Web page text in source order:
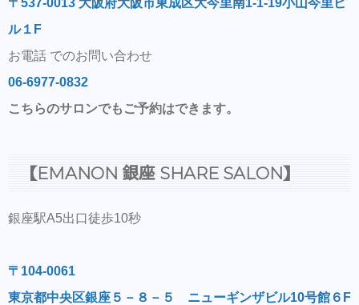
ル１F
お電話 でのお問い合わせ
06-6977-0832
こちらのサロンでもご予約はできます。
【EMANON 銀座 SHARE SALON】
銀座駅A5出口徒歩10秒
〒104-0061
東京都中央区銀座５－８－５ ニューギンザビル10号館６F